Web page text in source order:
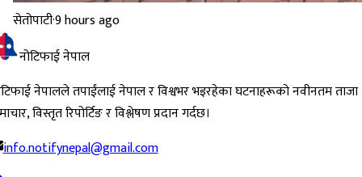
सेतोपाटी·9 hours ago
नोटिफाई नेपाल
नेपालले तपाईंलाई नेपाल र विश्वभर भइरहेका घटनाहरूको नवीनतम ताजा
विस्तृत रिपोर्टिङ र विश्लेषण प्रदान गर्दछ।
info.notifynepal@gmail.com